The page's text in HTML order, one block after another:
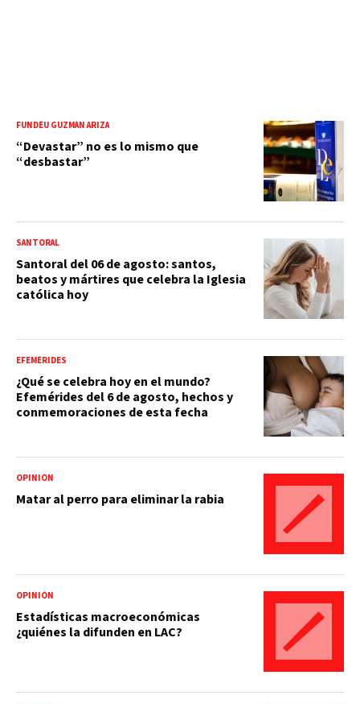
FUNDÉU GUZMÁN ARIZA
“Devastar” no es lo mismo que
“desbastar”
SANTORAL
Santoral del 06 de agosto: santos,
beatos y mártires que celebra la Iglesia
católica hoy
EFEMÉRIDES
¿Qué se celebra hoy en el mundo?
Efemérides del 6 de agosto, hechos y
conmemoraciones de esta fecha
OPINIÓN
Matar al perro para eliminar la rabia
OPINIÓN
Estadísticas macroeconómicas
¿quiénes la difunden en LAC?